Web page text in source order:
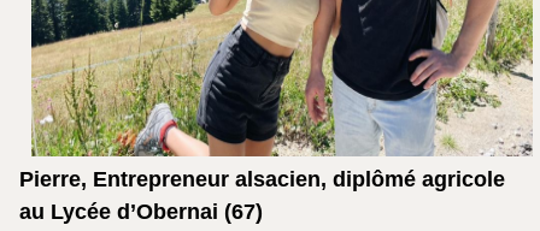
Pierre, Entrepreneur alsacien, diplômé agricole
au Lycée d’Obernai (67)